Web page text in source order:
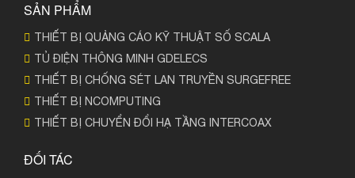
SẢN PHẨM
THIẾT BỊ QUẢNG CÁO KỸ THUẬT SỐ SCALA
TỦ ĐIỆN THÔNG MINH GDELECS
THIẾT BỊ CHỐNG SÉT LAN TRUYỀN SURGEFREE
THIẾT BỊ NCOMPUTING
THIẾT BỊ CHUYỂN ĐỔI HẠ TẦNG INTERCOAX
ĐỐI TÁC